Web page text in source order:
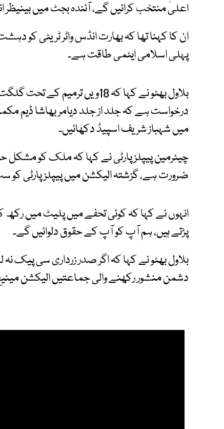
اعلیٰ منتخب کرائیں گے، آئندہ بجٹ میں
ان کا کہنا تھا کہ بھارت انڈس واٹر ٹریٹی کو
پہلی اسلامی ایٹمی طاقت ہے۔
بلاول بھٹو نے کہا کہ 18ویں
درخواست ہے کہ جلد از جلد دیامر بھاشا ڈیم
میں شہباز شریف اسپیڈ دکھائیں۔
چیئرمین پیپلز پارٹی نے کہا کہ ملک کو
ضرورت ہے، گزشتہ الیکشن میں پیپلز پارٹی
انہوں نے کہا کہ کوئی تحفے میں پلیٹ میں رکھ
پڑتے ہیں، ہم آپ کو آپ کے حقوق دلوائیں گے۔
بلاول بھٹو نے کہا کہ اگر صدر زرداری سی پیک
دشمن منشور رکھنے والی جماعتیں الیکشن